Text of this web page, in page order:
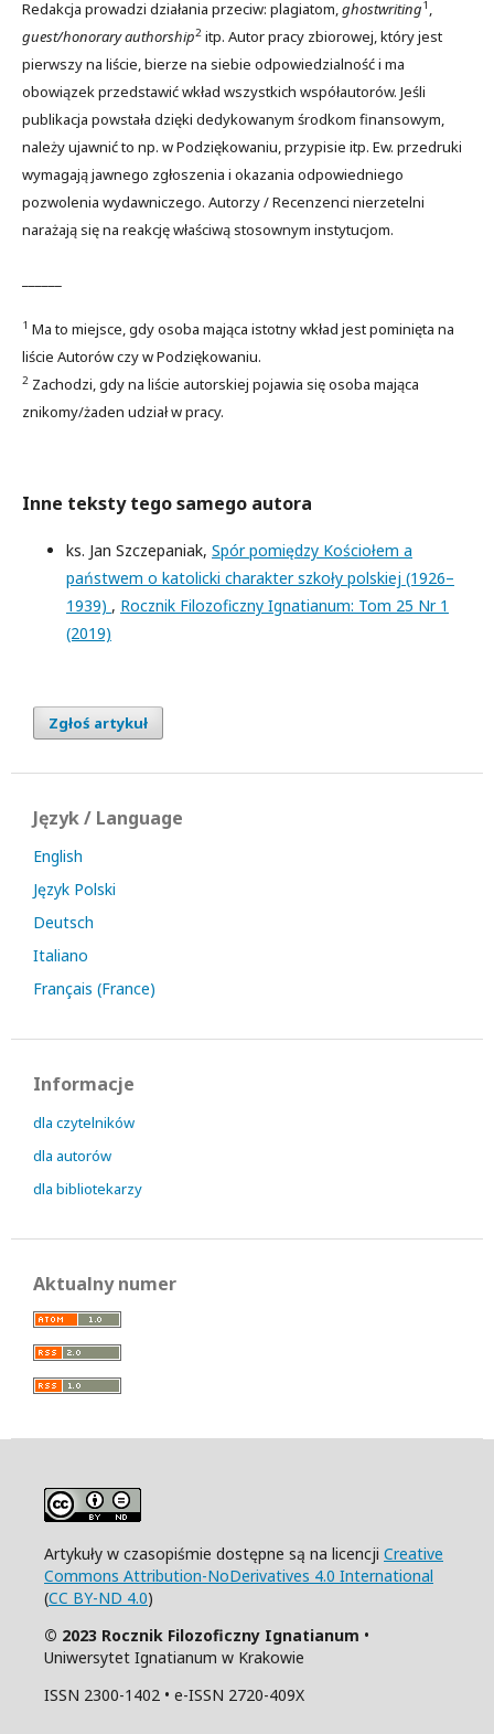
Redakcja prowadzi działania przeciw: plagiatom,ghostwriting1 ,
guest/honorary authorship2 itp. Autor pracy zbiorowej, który jest
pierwszy na liście, bierze na siebie odpowiedzialność i ma
obowiązek przedstawić wkład wszystkich współautorów. Jeśli
publikacja powstała dzięki dedykowanym środkom finansowym,
należy ujawnić to np. w Podziękowaniu, przypisie itp. Ew. przedruki
wymagają jawnego zgłoszenia i okazania odpowiedniego
pozwolenia wydawniczego. Autorzy / Recenzenci nierzetelni
narażają się na reakcję właściwą stosownym instytucjom.
1 Ma to miejsce, gdy osoba mająca istotny wkład jest pominięta na
liście Autorów czy w Podziękowaniu.
2 Zachodzi, gdy na liście autorskiej pojawia się osoba mająca
znikomy/żaden udział w pracy.
Inne teksty tego samego autora
ks. Jan Szczepaniak, Spór pomiędzy Kościołem a
państwem o katolicki charakter szkoły polskiej (1926–
1939) , Rocznik Filozoficzny Ignatianum: Tom 25 Nr 1
(2019)
Zgłoś artykuł
Język / Language
English
Język Polski
Deutsch
Italiano
Français (France)
Informacje
dla czytelników
dla autorów
dla bibliotekarzy
Aktualny numer
Artykuły w czasopiśmie dostępne są na licencji Creative
Commons Attribution-NoDerivatives 4.0 International
(CC BY-ND 4.0)
© 2023 Rocznik Filozoficzny Ignatianum •
Uniwersytet Ignatianum w Krakowie
ISSN 2300-1402 • e-ISSN 2720-409X